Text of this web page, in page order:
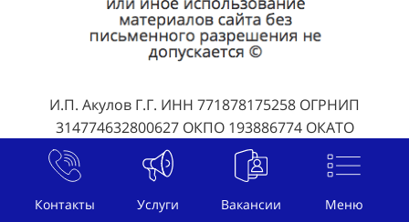
Контакты Услуги Вакансии Меню
И.П. Акулов Г.Г. ИНН 771878175258 ОГРНИП
314774632800627 ОКПО 193886774 ОКАТО
45263591000
welcome@btl-akula.ru